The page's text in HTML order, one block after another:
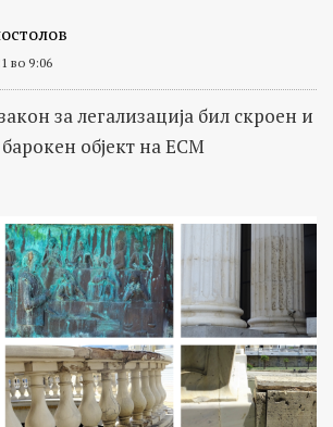
во 9:06
за легализација бил скроен и
објект на ЕСМ